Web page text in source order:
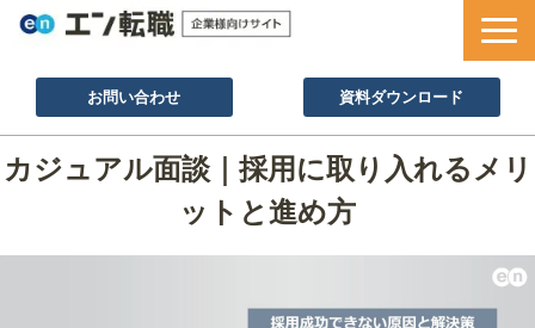
お問い合わせ 資料ダウンロード
サービス一覧
採用ノウハウ
カジュアル面談｜採用に取り入れるメリ
ットと進め方